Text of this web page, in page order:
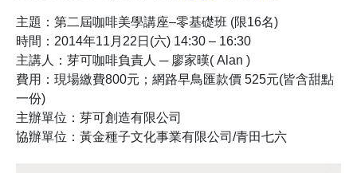
主題：第二屆咖啡美學講座–零基礎班 (限16名)
時間：2014年11月22日(六) 14:30 – 16:30
主講人：芽可咖啡負責人 ─ 廖家暵( Alan )
費用：現場繳費800元；網路早鳥匯款價 525元(皆含甜點
一份)
主辦單位：芽可創造有限公司
協辦單位：黃金種子文化事業有限公司/青田七六